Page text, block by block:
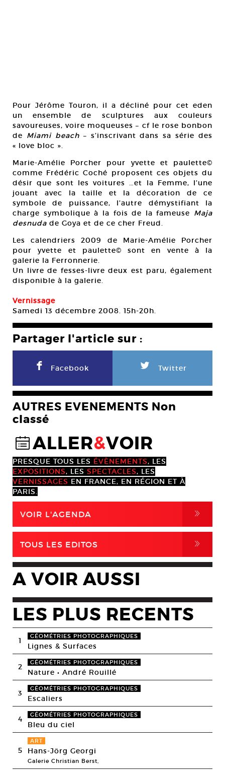
Pour Jérôme Touron, il a décliné pour cet eden
un ensemble de sculptures aux couleurs
savoureuses, voire moqueuses – cf le rose bonbon
de Miami beach– s’inscrivant dans sa série des
« love bloc ».
Marie-Amélie Porcher pour yvette et paulette©
comme Frédéric Coché proposent ces objets du
désir que sont les voitures …et la Femme, l’une
jouant avec la taille et la décoration de ce
symbole de puissance, l’autre démystifiant la
charge symbolique à la fois de la fameuse Maja
desnuda de Goya et de ce cher Freud.
Les calendriers 2009 de Marie-Amélie Porcher
pour yvette et paulette© sont en vente à la
galerie la Ferronnerie.
Un livre de fesses-livre deux est paru, également
disponible à la galerie.
Vernissage
Samedi 13 décembre 2008. 15h-20h.
Partager l'article sur :
F Facebook L Twitter
AUTRES EVENEMENTS Non
classé
@ALLER&VOIR
PRESQUE TOUS LES ÉVÈNEMENTS, LES
EXPOSITIONS, LES SPECTACLES, LES
VERNISSAGES EN FRANCE, EN RÉGION ET À
PARIS.
VOIR L'AGENDA ,
TOUS LES EDITOS ,
A VOIR AUSSI
LES PLUS RECENTS
1 GÉOMÉTRIES PHOTOGRAPHIQUES
Lignes & Surfaces
2 GÉOMÉTRIES PHOTOGRAPHIQUES
Nature • André Rouillé
3 GÉOMÉTRIES PHOTOGRAPHIQUES
Escaliers
4 GÉOMÉTRIES PHOTOGRAPHIQUES
Bleu du ciel
5
ART
Hans-Jörg Georgi
Galerie Christian Berst,